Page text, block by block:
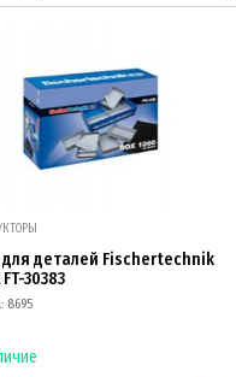
деталей Fisсhertechnik
30383
8695